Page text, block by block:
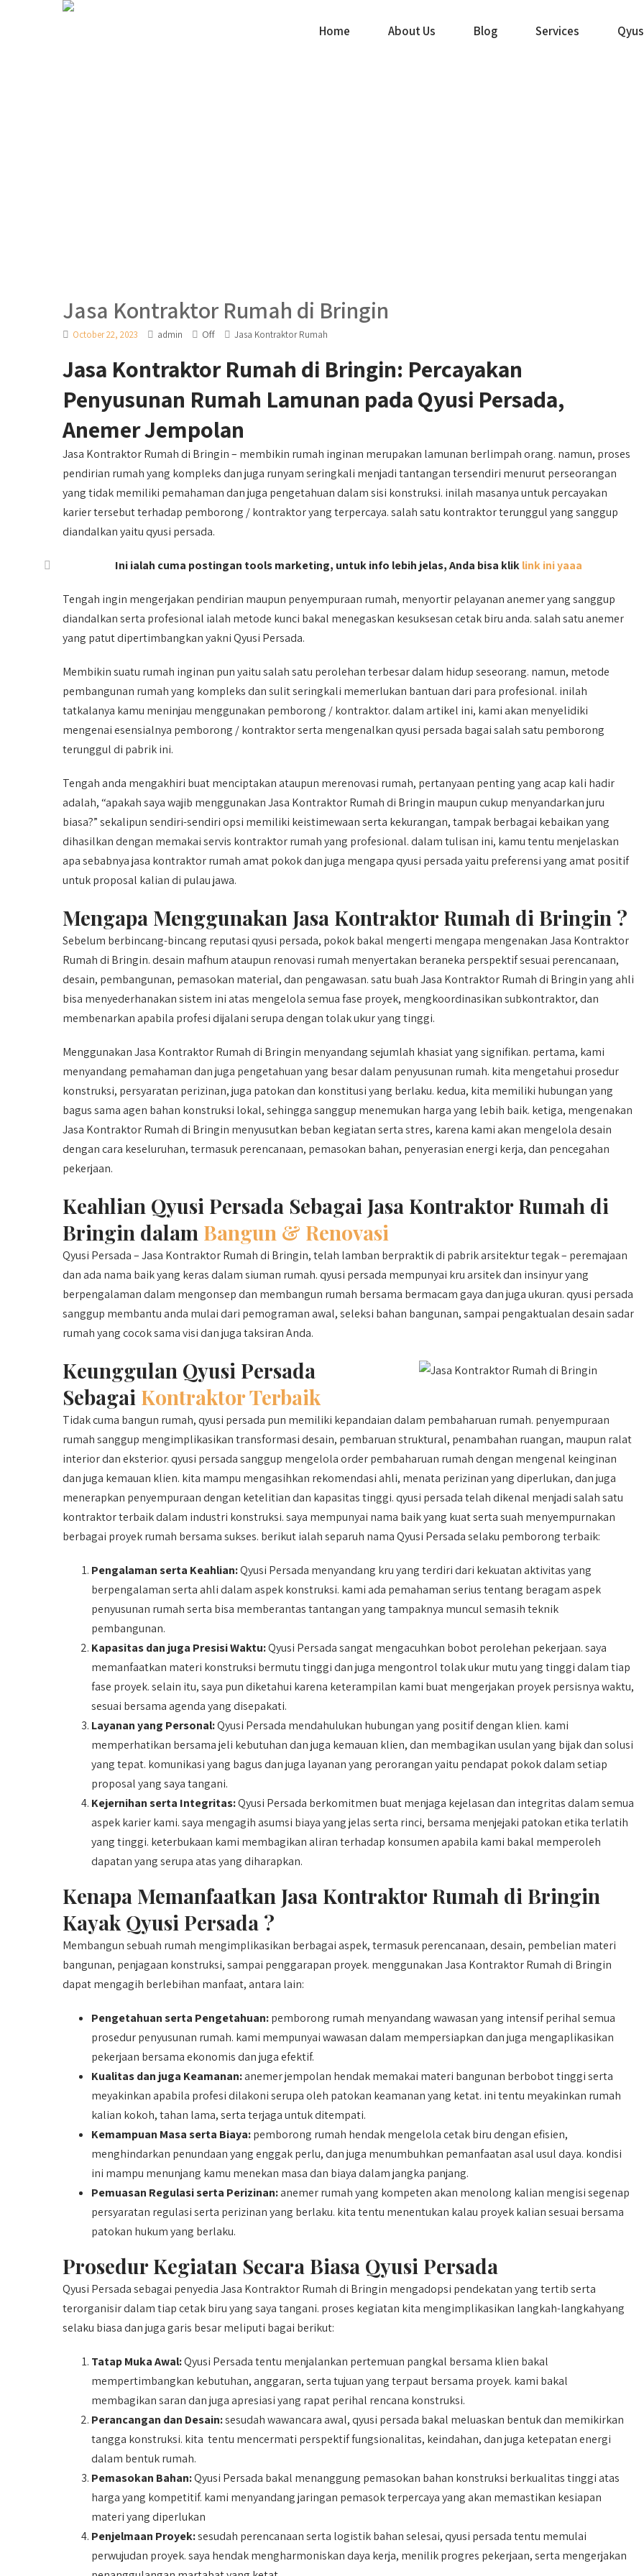
Home About Us Blog Services
Jasa Kontraktor Rumah di Bringin
October 22, 2023 admin Off Jasa Kontraktor Rumah
Jasa Kontraktor Rumah di Bringin: Percayakan
Penyusunan Rumah Lamunan pada Qyusi Persada,
Anemer Jempolan
Jasa Kontraktor Rumah di Bringin – membikin rumah inginan merupakan lamunan berlimpah orang. namun, proses
pendirian rumah yang kompleks dan juga runyam seringkali menjadi tantangan tersendiri menurut perseorangan
yang tidak memiliki pemahaman dan juga pengetahuan dalam sisi konstruksi. inilah masanya untuk percayakan
karier tersebut terhadap pemborong / kontraktor yang terpercaya. salah satu kontraktor terunggul yang sanggup
diandalkan yaitu qyusi persada.
Ini ialah cuma postingan tools marketing, untuk info lebih jelas, Anda bisa kliklink ini yaaa
Tengah ingin mengerjakan pendirian maupun penyempuraan rumah, menyortir pelayanan anemer yang sanggup
diandalkan serta profesional ialah metode kunci bakal menegaskan kesuksesan cetak biru anda. salah satu anemer
yang patut dipertimbangkan yakni Qyusi Persada.
Membikin suatu rumah inginan pun yaitu salah satu perolehan terbesar dalam hidup seseorang. namun, metode
pembangunan rumah yang kompleks dan sulit seringkali memerlukan bantuan dari para profesional. inilah
tatkalanya kamu meninjau menggunakan pemborong / kontraktor. dalam artikel ini, kami akan menyelidiki
mengenai esensialnya pemborong / kontraktor serta mengenalkan qyusi persada bagai salah satu pemborong
terunggul di pabrik ini.
Tengah anda mengakhiri buat menciptakan ataupun merenovasi rumah, pertanyaan penting yang acap kali hadir
adalah, “apakah saya wajib menggunakan Jasa Kontraktor Rumah di Bringin maupun cukup menyandarkan juru
biasa?” sekalipun sendiri-sendiri opsi memiliki keistimewaan serta kekurangan, tampak berbagai kebaikan yang
dihasilkan dengan memakai servis kontraktor rumah yang profesional. dalam tulisan ini, kamu tentu menjelaskan
apa sebabnya jasa kontraktor rumah amat pokok dan juga mengapa qyusi persada yaitu preferensi yang amat positif
untuk proposal kalian di pulau jawa.
Mengapa Menggunakan Jasa Kontraktor Rumah di Bringin ?
Sebelum berbincang-bincang reputasi qyusi persada, pokok bakal mengerti mengapa mengenakan Jasa Kontraktor
Rumah di Bringin. desain mafhum ataupun renovasi rumah menyertakan beraneka perspektif sesuai perencanaan,
desain, pembangunan, pemasokan material, dan pengawasan. satu buah Jasa Kontraktor Rumah di Bringin yang ahli
bisa menyederhanakan sistem ini atas mengelola semua fase proyek, mengkoordinasikan subkontraktor, dan
membenarkan apabila profesi dijalani serupa dengan tolak ukur yang tinggi.
Menggunakan Jasa Kontraktor Rumah di Bringin menyandang sejumlah khasiat yang signifikan. pertama, kami
menyandang pemahaman dan juga pengetahuan yang besar dalam penyusunan rumah. kita mengetahui prosedur
konstruksi, persyaratan perizinan, juga patokan dan konstitusi yang berlaku. kedua, kita memiliki hubungan yang
bagus sama agen bahan konstruksi lokal, sehingga sanggup menemukan harga yang lebih baik. ketiga, mengenakan
Jasa Kontraktor Rumah di Bringin menyusutkan beban kegiatan serta stres, karena kami akan mengelola desain
dengan cara keseluruhan, termasuk perencanaan, pemasokan bahan, penyerasian energi kerja, dan pencegahan
pekerjaan.
Keahlian Qyusi Persada Sebagai Jasa Kontraktor Rumah di
Bringin dalam Bangun & Renovasi
Qyusi Persada – Jasa Kontraktor Rumah di Bringin, telah lamban berpraktik di pabrik arsitektur tegak – peremajaan
dan ada nama baik yang keras dalam siuman rumah. qyusi persada mempunyai kru arsitek dan insinyur yang
berpengalaman dalam mengonsep dan membangun rumah bersama bermacam gaya dan juga ukuran. qyusi persada
sanggup membantu anda mulai dari pemograman awal, seleksi bahan bangunan, sampai pengaktualan desain sadar
rumah yang cocok sama visi dan juga taksiran Anda.
Keunggulan Qyusi Persada
Sebagai Kontraktor Terbaik
Tidak cuma bangun rumah, qyusi persada pun memiliki kepandaian dalam pembaharuan rumah. penyempuraan
rumah sanggup mengimplikasikan transformasi desain, pembaruan struktural, penambahan ruangan, maupun ralat
interior dan eksterior. qyusi persada sanggup mengelola order pembaharuan rumah dengan mengenal keinginan
dan juga kemauan klien. kita mampu mengasihkan rekomendasi ahli, menata perizinan yang diperlukan, dan juga
menerapkan penyempuraan dengan ketelitian dan kapasitas tinggi. qyusi persada telah dikenal menjadi salah satu
kontraktor terbaik dalam industri konstruksi. saya mempunyai nama baik yang kuat serta suah menyempurnakan
berbagai proyek rumah bersama sukses. berikut ialah separuh nama Qyusi Persada selaku pemborong terbaik:
Pengalaman serta Keahlian:Qyusi Persada menyandang kru yang terdiri dari kekuatan aktivitas yang
berpengalaman serta ahli dalam aspek konstruksi. kami ada pemahaman serius tentang beragam aspek
penyusunan rumah serta bisa memberantas tantangan yang tampaknya muncul semasih teknik
pembangunan.
Kapasitas dan juga Presisi Waktu:Qyusi Persada sangat mengacuhkan bobot perolehan pekerjaan. saya
memanfaatkan materi konstruksi bermutu tinggi dan juga mengontrol tolak ukur mutu yang tinggi dalam tiap
fase proyek. selain itu, saya pun diketahui karena keterampilan kami buat mengerjakan proyek persisnya waktu,
sesuai bersama agenda yang disepakati.
Layanan yang Personal:Qyusi Persada mendahulukan hubungan yang positif dengan klien. kami
memperhatikan bersama jeli kebutuhan dan juga kemauan klien, dan membagikan usulan yang bijak dan solusi
yang tepat. komunikasi yang bagus dan juga layanan yang perorangan yaitu pendapat pokok dalam setiap
proposal yang saya tangani.
Kejernihan serta Integritas:Qyusi Persada berkomitmen buat menjaga kejelasan dan integritas dalam semua
aspek karier kami. saya mengagih asumsi biaya yang jelas serta rinci, bersama menjejaki patokan etika terlatih
yang tinggi. keterbukaan kami membagikan aliran terhadap konsumen apabila kami bakal memperoleh
dapatan yang serupa atas yang diharapkan.
Kenapa Memanfaatkan Jasa Kontraktor Rumah di Bringin
Kayak Qyusi Persada ?
Membangun sebuah rumah mengimplikasikan berbagai aspek, termasuk perencanaan, desain, pembelian materi
bangunan, penjagaan konstruksi, sampai penggarapan proyek. menggunakan Jasa Kontraktor Rumah di Bringin
dapat mengagih berlebihan manfaat, antara lain:
Pengetahuan serta Pengetahuan:pemborong rumah menyandang wawasan yang intensif perihal semua
prosedur penyusunan rumah. kami mempunyai wawasan dalam mempersiapkan dan juga mengaplikasikan
pekerjaan bersama ekonomis dan juga efektif.
Kualitas dan juga Keamanan:anemer jempolan hendak memakai materi bangunan berbobot tinggi serta
meyakinkan apabila profesi dilakoni serupa oleh patokan keamanan yang ketat. ini tentu meyakinkan rumah
kalian kokoh, tahan lama, serta terjaga untuk ditempati.
Kemampuan Masa serta Biaya:pemborong rumah hendak mengelola cetak biru dengan efisien,
menghindarkan penundaan yang enggak perlu, dan juga menumbuhkan pemanfaatan asal usul daya. kondisi
ini mampu menunjang kamu menekan masa dan biaya dalam jangka panjang.
Pemuasan Regulasi serta Perizinan:anemer rumah yang kompeten akan menolong kalian mengisi segenap
persyaratan regulasi serta perizinan yang berlaku. kita tentu menentukan kalau proyek kalian sesuai bersama
patokan hukum yang berlaku.
Prosedur Kegiatan Secara Biasa Qyusi Persada
Qyusi Persada sebagai penyedia Jasa Kontraktor Rumah di Bringin mengadopsi pendekatan yang tertib serta
terorganisir dalam tiap cetak biru yang saya tangani. proses kegiatan kita mengimplikasikan langkah-langkahyang
selaku biasa dan juga garis besar meliputi bagai berikut:
Tatap Muka Awal:Qyusi Persada tentu menjalankan pertemuan pangkal bersama klien bakal
mempertimbangkan kebutuhan, anggaran, serta tujuan yang terpaut bersama proyek. kami bakal
membagikan saran dan juga apresiasi yang rapat perihal rencana konstruksi.
Perancangan dan Desain:sesudah wawancara awal, qyusi persada bakal meluaskan bentuk dan memikirkan
tangga konstruksi. kita tentu mencermati perspektif fungsionalitas, keindahan, dan juga ketepatan energi
dalam bentuk rumah.
Pemasokan Bahan:Qyusi Persada bakal menanggung pemasokan bahan konstruksi berkualitas tinggi atas
harga yang kompetitif. kami menyandang jaringan pemasok terpercaya yang akan memastikan kesiapan
materi yang diperlukan
Penjelmaan Proyek:sesudah perencanaan serta logistik bahan selesai, qyusi persada tentu memulai
perwujudan proyek. saya hendak mengharmoniskan daya kerja, menilik progres pekerjaan, serta mengerjakan